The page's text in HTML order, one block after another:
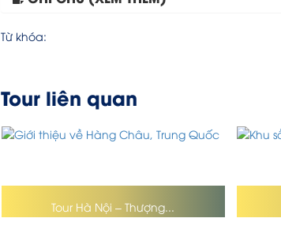
Từ khóa:
Tour liên quan
Tour Hà Nội – Thượng...